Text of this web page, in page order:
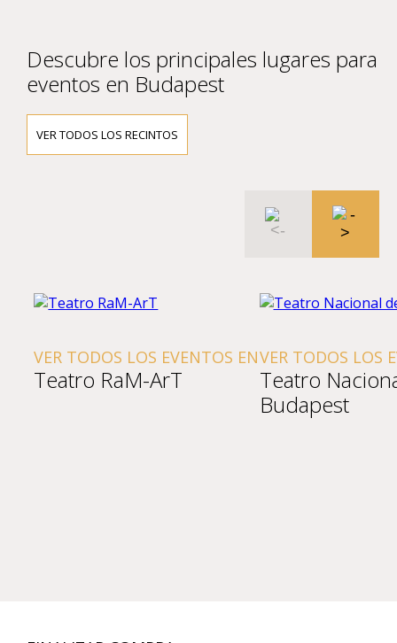
Descubre los principales lugares para
eventos en Budapest
VER TODOS LOS RECINTOS
VER TODOS LOS EVENTOS EN
Teatro RaM-ArT
VER TODOS LOS
Teatro
Budapest